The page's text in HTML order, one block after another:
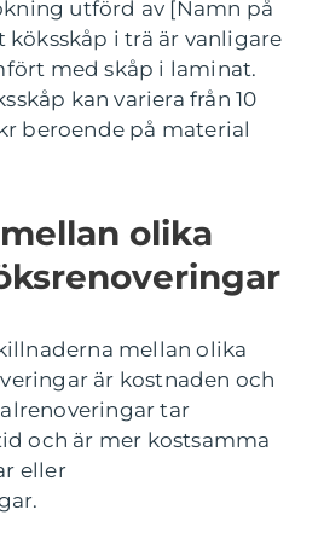
utförd av [Namn på
köksskåp i trä är vanligare
med skåp i laminat.
kan variera från 10
beroende på material
olika
mellan olika
är kostnaden och
tar
och är mer kostsamma
eller